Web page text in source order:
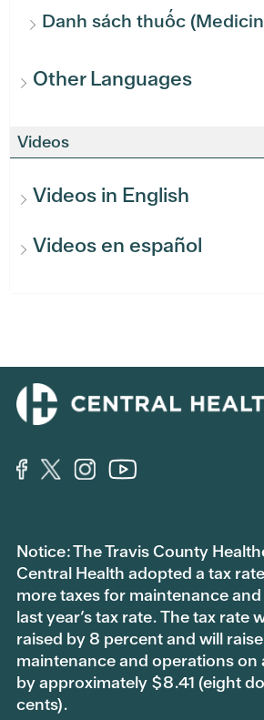
Danh sách thuốc
Other Languages
Videos
Videos in English
Videos en español
Notice: The Travis County
Central Health adopted a tax
more taxes for maintenance
last year’s tax rate. The tax rate
raised by 8 percent and will
maintenance and operations
by approximately $8.41 (eight
cents).